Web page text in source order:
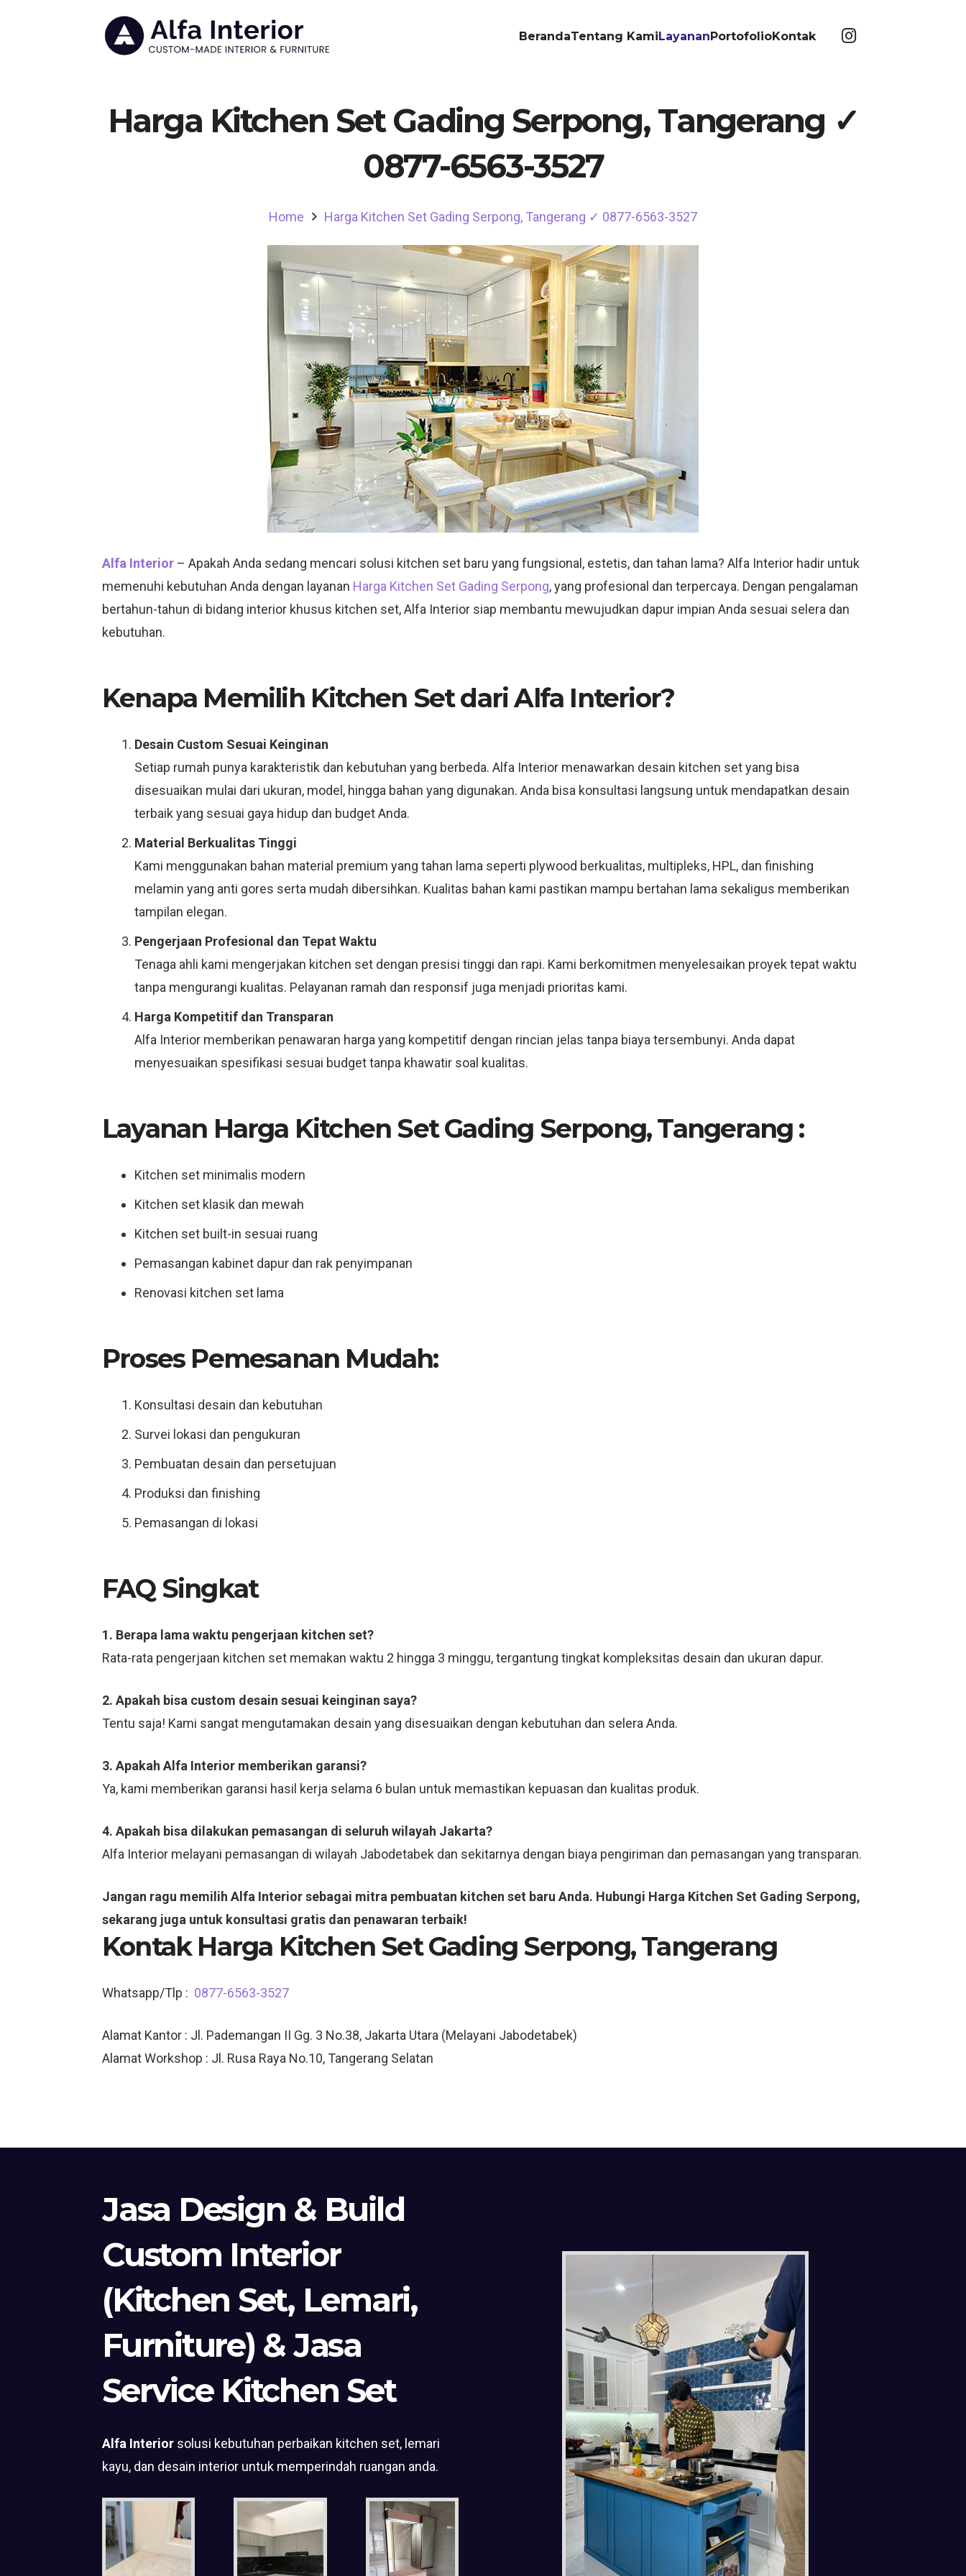
BerandaTentang KamiLayananPortofolioKontak
Harga Kitchen Set Gading Serpong, Tangerang ✓
0877-6563-3527
Home Harga Kitchen Set Gading Serpong, Tangerang ✓ 0877-6563-3527
Alfa Interior – Apakah Anda sedang mencari solusi kitchen set baru yang fungsional, estetis, dan tahan lama? Alfa Interior hadir untuk
memenuhi kebutuhan Anda dengan layanan Harga Kitchen Set Gading Serpong, yang profesional dan terpercaya. Dengan pengalaman
bertahun-tahun di bidang interior khusus kitchen set, Alfa Interior siap membantu mewujudkan dapur impian Anda sesuai selera dan
kebutuhan.
Kenapa Memilih Kitchen Set dari Alfa Interior?
Desain Custom Sesuai Keinginan
Setiap rumah punya karakteristik dan kebutuhan yang berbeda. Alfa Interior menawarkan desain kitchen set yang bisa
disesuaikan mulai dari ukuran, model, hingga bahan yang digunakan. Anda bisa konsultasi langsung untuk mendapatkan desain
terbaik yang sesuai gaya hidup dan budget Anda.
Material Berkualitas Tinggi
Kami menggunakan bahan material premium yang tahan lama seperti plywood berkualitas, multipleks, HPL, dan finishing
melamin yang anti gores serta mudah dibersihkan. Kualitas bahan kami pastikan mampu bertahan lama sekaligus memberikan
tampilan elegan.
Pengerjaan Profesional dan Tepat Waktu
Tenaga ahli kami mengerjakan kitchen set dengan presisi tinggi dan rapi. Kami berkomitmen menyelesaikan proyek tepat waktu
tanpa mengurangi kualitas. Pelayanan ramah dan responsif juga menjadi prioritas kami.
Harga Kompetitif dan Transparan
Alfa Interior memberikan penawaran harga yang kompetitif dengan rincian jelas tanpa biaya tersembunyi. Anda dapat
menyesuaikan spesifikasi sesuai budget tanpa khawatir soal kualitas.
Layanan Harga Kitchen Set Gading Serpong, Tangerang :
Kitchen set minimalis modern
Kitchen set klasik dan mewah
Kitchen set built-in sesuai ruang
Pemasangan kabinet dapur dan rak penyimpanan
Renovasi kitchen set lama
Proses Pemesanan Mudah:
Konsultasi desain dan kebutuhan
Survei lokasi dan pengukuran
Pembuatan desain dan persetujuan
Produksi dan finishing
Pemasangan di lokasi
FAQ Singkat
1. Berapa lama waktu pengerjaan kitchen set?
Rata-rata pengerjaan kitchen set memakan waktu 2 hingga 3 minggu, tergantung tingkat kompleksitas desain dan ukuran dapur.
2. Apakah bisa custom desain sesuai keinginan saya?
Tentu saja! Kami sangat mengutamakan desain yang disesuaikan dengan kebutuhan dan selera Anda.
3. Apakah Alfa Interior memberikan garansi?
Ya, kami memberikan garansi hasil kerja selama 6 bulan untuk memastikan kepuasan dan kualitas produk.
4. Apakah bisa dilakukan pemasangan di seluruh wilayah Jakarta?
Alfa Interior melayani pemasangan di wilayah Jabodetabek dan sekitarnya dengan biaya pengiriman dan pemasangan yang transparan.
Jangan ragu memilih Alfa Interior sebagai mitra pembuatan kitchen set baru Anda. Hubungi Harga Kitchen Set Gading Serpong,
sekarang juga untuk konsultasi gratis dan penawaran terbaik!
Kontak Harga Kitchen Set Gading Serpong, Tangerang
Whatsapp/Tlp : 0877-6563-3527
Alamat Kantor : Jl. Pademangan II Gg. 3 No.38, Jakarta Utara (Melayani Jabodetabek)
Alamat Workshop : Jl. Rusa Raya No.10, Tangerang Selatan
Jasa Design & Build
Custom Interior
(Kitchen Set, Lemari,
Furniture) & Jasa
Service Kitchen Set
Alfa Interior solusi kebutuhan perbaikan kitchen set, lemari
kayu, dan desain interior untuk memperindah ruangan anda.